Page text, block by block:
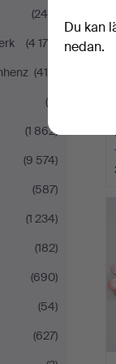
(249)
(4 170)
(419)
(6)
(1 862)
(9 574)
(587)
(1 234)
(182)
(690)
(54)
(627)
Du kan
nedan.